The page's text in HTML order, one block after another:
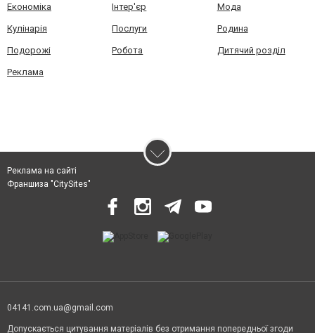
Економіка Інтер'єр Мода
Кулінарія Послуги Родина
Подорожі Робота Дитячий розділ
Реклама
Реклама на сайті
Франшиза "CitySites"
04141.com.ua@gmail.com
Допускається цитування матеріалів без отримання попередньої згоди